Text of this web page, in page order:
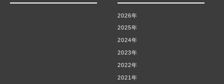
2026年
2025年
2024年
2023年
2022年
2021年